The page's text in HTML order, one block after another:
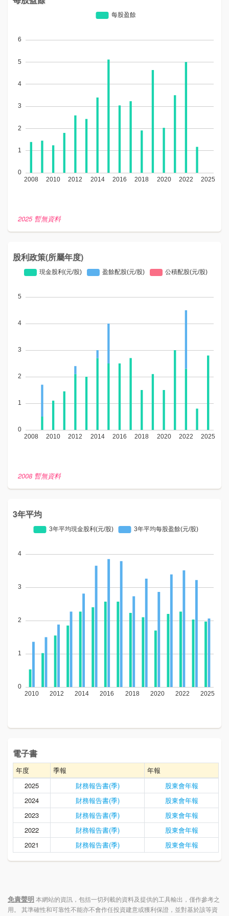
2025 暫無資料
股利政策(所屬年度)
2008 暫無資料
3年平均
電子書
年度 季報
年報
2025
財務報告書(季)
股東會年報
2024
財務報告書(季)
股東會年報
2023
財務報告書(季)
股東會年報
2022
財務報告書(季)
股東會年報
2021
財務報告書(季) 股東會年報
免責聲明本網站的資訊，包括一切列載的資料及提供的工具輸出，僅作參考之
用。 其準確性和可靠性不能亦不會作任投資建意或獲利保證，並對基於該等資